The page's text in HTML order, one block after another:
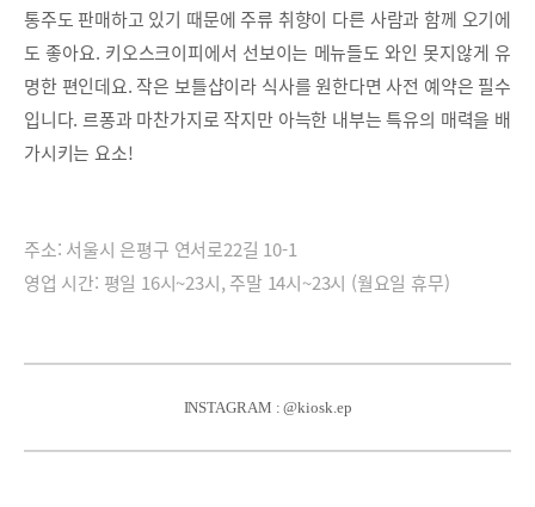
통주도 판매하고 있기 때문에 주류 취향이 다른 사람과 함께 오기에
도 좋아요. 키오스크이피에서 선보이는 메뉴들도 와인 못지않게 유
명한 편인데요. 작은 보틀샵이라 식사를 원한다면 사전 예약은 필수
입니다. 르퐁과 마찬가지로 작지만 아늑한 내부는 특유의 매력을 배
가시키는 요소!
주소: 서울시 은평구 연서로22길 10-1
영업 시간: 평일 16시~23시, 주말 14시~23시 (월요일 휴무)
INSTAGRAM : @kiosk.ep